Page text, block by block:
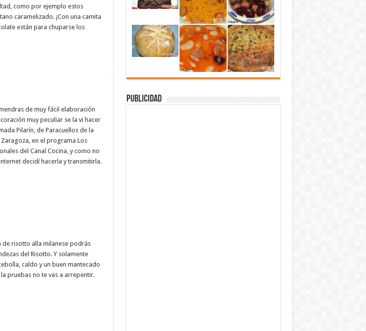
como por ejemplo estos
caramelizado. ¡Con una camita
están para chuparse los
de muy fácil elaboración
muy peculiar se la vi hacer
Pilarín, de Paracuellos de la
en el programa Los
del Canal Cocina, y como no
decidí hacerla y transmitirla.
de risotto alla milanese podrás
del Risotto. Y solamente
caldo y un buen mantecado
pruebas no te vas a arrepentir.
Publicidad